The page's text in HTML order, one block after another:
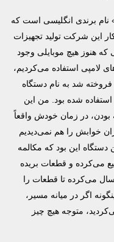
برندی انگلیسی است که
این شرکت تولید تجهیزات
هنوز هیچ موبایلی وجود
لامپی استفاده می‌کردیم،
شد به نام دستگاه
شده بود. من این
بودن، در زمان خودش واقعاً
خوابش را هم نمی‌دیدیم
این بود که مکالمه
می‌کرده و قطعات بریده
می‌کرده تا قطعات را
اگر در میانه مسیر،
متوجه هیچ چیز